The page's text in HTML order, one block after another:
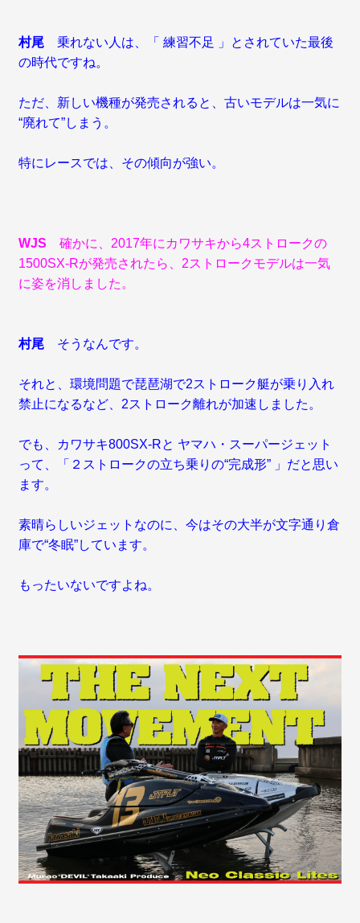
村尾 乗れない人は、「 練習不足 」とされていた最後
の時代ですね。
ただ、新しい機種が発売されると、古いモデルは一気に
“廃れて”しまう。
特にレースでは、その傾向が強い。
WJS 確かに、2017年にカワサキから4ストロークの
1500SX-Rが発売されたら、2ストロークモデルは一気
に姿を消しました。
村尾 そうなんです。
それと、環境問題で琵琶湖で2ストローク艇が乗り入れ
禁止になるなど、2ストローク離れが加速しました。
でも、カワサキ800SX-Rと ヤマハ・スーパージェット
って、「２ストロークの立ち乗りの“完成形” 」だと思い
ます。
素晴らしいジェットなのに、今はその大半が文字通り倉
庫で“冬眠”しています。
もったいないですよね。